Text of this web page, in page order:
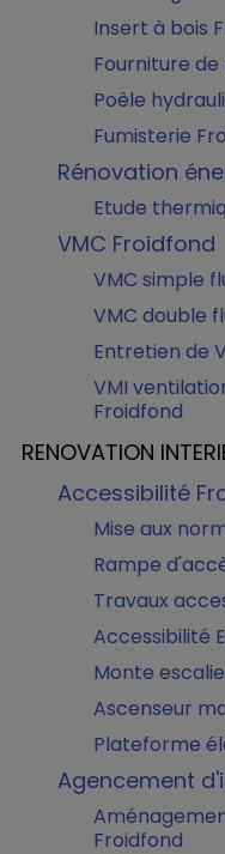
Insert à bois
Fourniture
Poêle
Fumisterie
Rénovation
Etude
VMC Froidfond
VMC simple
VMC double
Entretien de
VMI
Froidfond
RENOVATION
Accessibilité
Mise aux
Rampe
Travaux
Accessibilité
Monte
Ascenseur
Plateforme
Agencement
Froidfond